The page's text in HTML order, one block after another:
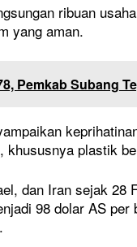
ribuan
yang aman.
Pemkab Subang
khususnya plastik
dan Iran sejak 28
98 dolar AS